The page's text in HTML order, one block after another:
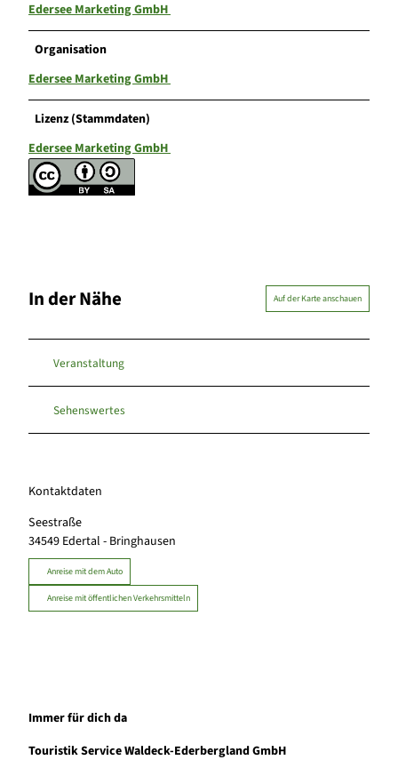
Edersee Marketing GmbH
Organisation
Edersee Marketing GmbH
Lizenz (Stammdaten)
Edersee Marketing GmbH
In der Nähe Auf der Karte anschauen
Veranstaltung
Sehenswertes
Kontaktdaten
Seestraße
34549 Edertal - Bringhausen
Anreise mit dem Auto
Anreise mit öffentlichen Verkehrsmitteln
Immer für dich da
Touristik Service Waldeck-Ederbergland GmbH